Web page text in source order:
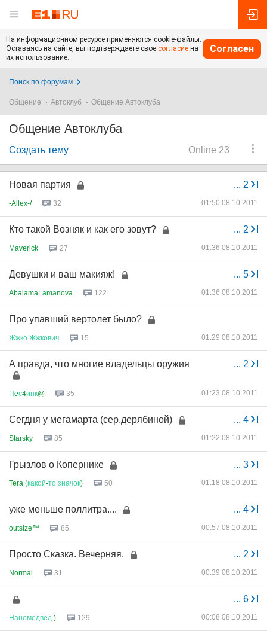
На информационном ресурсе применяются cookie-файлы.
Оставаясь на сайте, вы подтверждаете свое согласие на
их использование.
Согласен
Поиск по форумам
Общение Автоклуб Общение Автоклуба
Общение Автоклуба
Online 23
Создать тему
... 2
Новая партия
-Allex-/ 32 01:50 08.10.2011
... 2
Кто такой Возняк и как его зовут?
Maverick 27 01:36 08.10.2011
... 5
Девушки и ваш макияж!
AbalamaLamanova 122 01:36 08.10.2011
Про упавший вертолет было?
Жжко Жжкович 15 01:29 08.10.2011
... 2
А правда, что многие владельцы оружия
Пeс4инк@ 35 01:23 08.10.2011
... 4
Сегдня у мегамарта (сер.дерябиной)
Starsky 85 01:22 08.10.2011
... 3
Грызлов о Копернике
Tera (какой-то значок) 50 01:18 08.10.2011
... 4
уже меньше поллитра....
outsize™ 85 00:57 08.10.2011
... 2
Просто Сказка. Вечерняя.
Normal 31 00:39 08.10.2011
... 6
Наномедвед ) 129 00:08 08.10.2011